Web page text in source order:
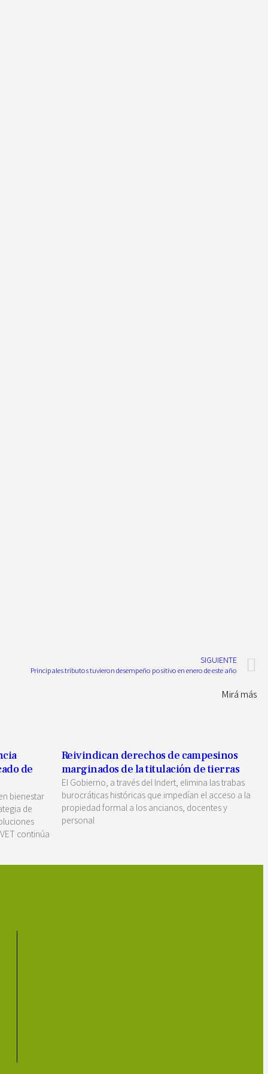
SIGUIENTE
Principales tributos tuvieron desempeño positivo en enero de este año
Mirá más
de
bienestar
de
continúa
Reivindican derechos de campesinos
marginados de la titulación de tierras
El Gobierno, a través del Indert, elimina las trabas
burocráticas históricas que impedían el acceso a la
propiedad formal a los ancianos, docentes y
personal